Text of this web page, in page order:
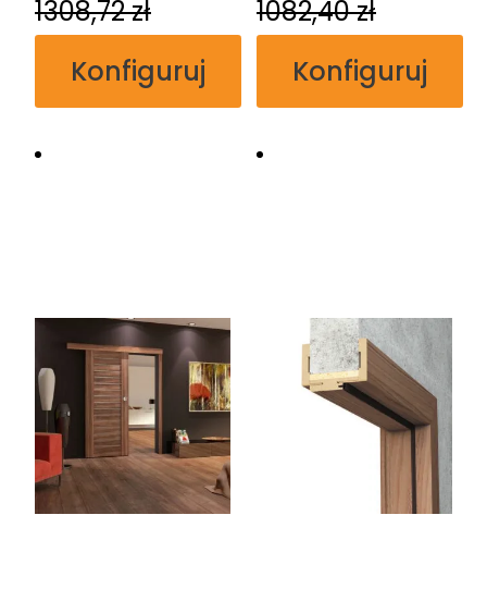
1308,72zł
Konfiguruj
1082,40zł
Konfiguruj